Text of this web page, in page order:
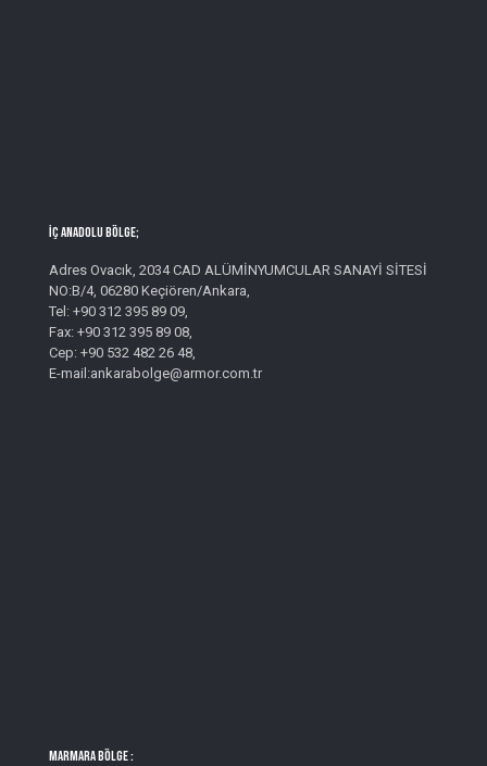
İç Anadolu Bölge;
Adres Ovacık, 2034 CAD ALÜMİNYUMCULAR SANAYİ SİTESİ
NO:B/4, 06280 Keçiören/Ankara,
Tel: +90 312 395 89 09,
Fax: +90 312 395 89 08,
Cep: +90 532 482 26 48,
E-mail:ankarabolge@armor.com.tr
MARMARA BÖLGE :